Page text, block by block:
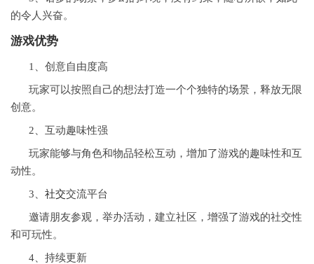
的令人兴奋。
游戏优势
1、创意自由度高
玩家可以按照自己的想法打造一个个独特的场景，释放无限
创意。
2、互动趣味性强
玩家能够与角色和物品轻松互动，增加了游戏的趣味性和互
动性。
3、 社交交流平台
邀请朋友参观，举办活动，建立社区，增强了游戏的社交性
和可玩性。
4、持续更新